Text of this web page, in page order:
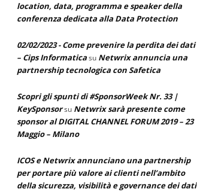
location, data, programma e speaker della
conferenza dedicata alla Data Protection
02/02/2023 - Come prevenire la perdita dei dati
– Cips Informaticasu Netwrix annuncia una
partnership tecnologica con Safetica
Scopri gli spunti di #SponsorWeek Nr. 33 |
KeySponsorsu Netwrix sarà presente come
sponsor al DIGITAL CHANNEL FORUM 2019 – 23
Maggio – Milano
ICOS e Netwrix annunciano una partnership
per portare più valore ai clienti nell’ambito
della sicurezza, visibilità e governance dei dati